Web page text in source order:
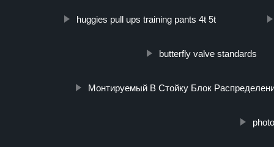
huggies pull ups training pants 4t 5t
butterfly valve standards
Монтируемый В Стойку Блок